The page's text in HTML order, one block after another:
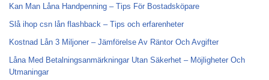
Kan Man Låna Handpenning – Tips För Bostadsköpare
Slå ihop csn lån flashback – Tips och erfarenheter
Kostnad Lån 3 Miljoner – Jämförelse Av Räntor Och Avgifter
Låna Med Betalningsanmärkningar Utan Säkerhet – Möjligheter Och
Utmaningar